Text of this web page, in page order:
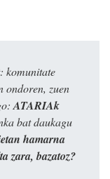
komunitate
ondoren, zuen
ATARIAk
bat daukagu
hamarna
zara, bazatoz?